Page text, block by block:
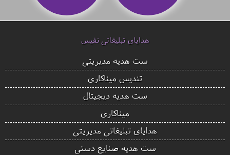
هدایای تبلیغاتی نفیس
ست هدیه مدیریتی
تندیس میناکاری
ست هدیه دیجیتال
میناکاری
هدایای تبلیغاتی مدیریتی
ست هدیه صنایع دستی